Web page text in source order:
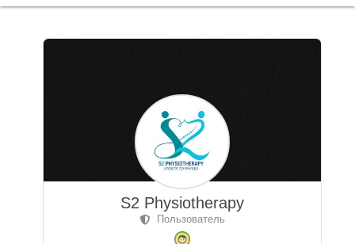
S2 Physiotherapy
Пользователь